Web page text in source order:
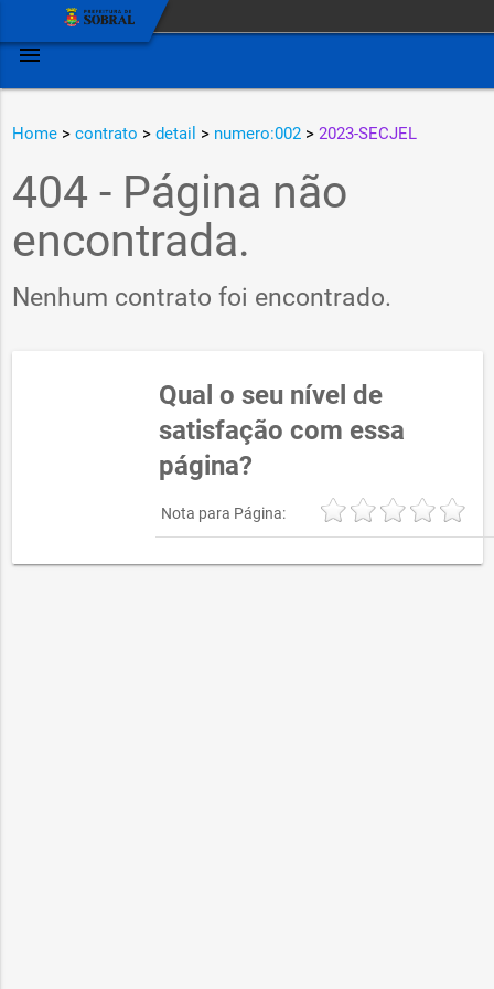
menu
Home > contrato > detail > numero:002 > 2023-SECJEL
404 - Página não
encontrada.
Nenhum contrato foi encontrado.
Qual o seu nível de
satisfação com essa
página?
Nota para Página: